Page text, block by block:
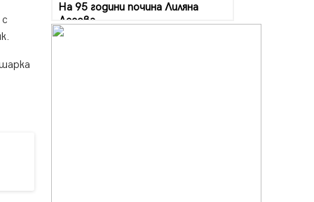
На 95 години почина Лиляна
Десова
05.08.2026, 15:18